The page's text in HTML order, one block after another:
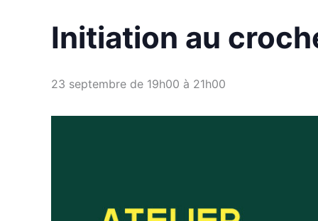
Initiation au
23 septembre de 19h00 à 21h00